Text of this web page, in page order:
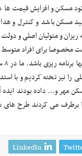
مسکن و افزایش قیمت
مسکن باشد و کنترل و
و متولیان اصلی و دولت
مخصوصا برای افراد متوسط
نیز تخته کردیم و با
مهر و… داده بودند
برطرف می کردند طرح
LinkedIn